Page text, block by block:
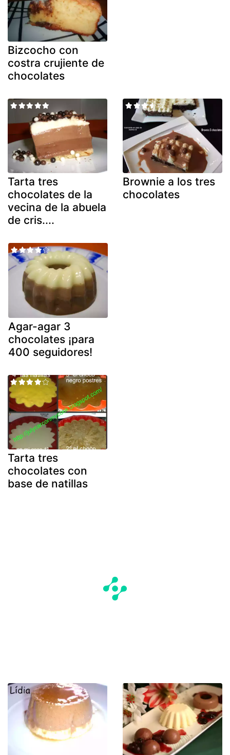
Bizcocho con
costra crujiente de
chocolates
Tarta tres
chocolates de la
vecina de la abuela
de cris....
Brownie a los tres
chocolates
Agar-agar 3
chocolates ¡para
400 seguidores!
Tarta tres
chocolates con
base de natillas